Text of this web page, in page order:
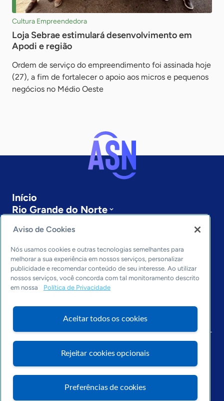
Cultura Empreendedora
Loja Sebrae estimulará desenvolvimento em
Apodi e região
Ordem de serviço do empreendimento foi assinada hoje
(27), a fim de fortalecer o apoio aos micros e pequenos
negócios no Médio Oeste
Início
Rio Grande do Norte
Últimas notícias
Entre em contato
Editorias
Economia & Política
Inovação & Tecnologia
Visite o Portal Sebrae
Aviso de Cookies
Nós usamos cookies e outras tecnologias semelhantes para
melhorar a sua experiência em nossos serviços, personalizar
publicidade e recomendar conteúdo de seu interesse. Ao utilizar
nossos serviços, você concorda com tal monitoramento descrito
em nossa
Política de Privacidade
Aceitar todos os cookies
Rejeitar cookies opcionais
Preferências de cookies